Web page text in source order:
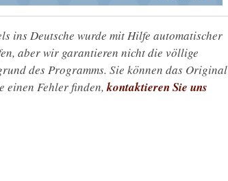
ins Deutsche wurde mit Hilfe automatischer
aber wir garantieren nicht die völlige
des Programms. Sie können das Original
einen Fehler finden,kontaktieren Sie uns